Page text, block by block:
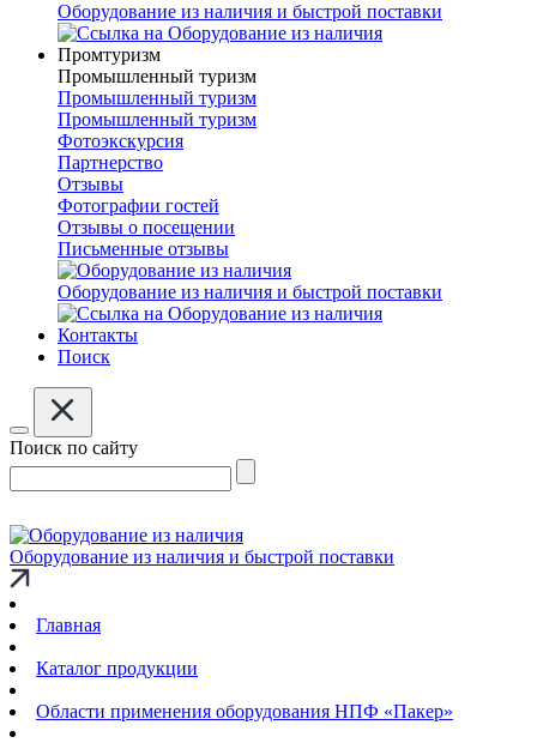
Оборудование из наличия и быстрой поставки
Промтуризм
Промышленный туризм
Промышленный туризм
Промышленный туризм
Фотоэкскурсия
Партнерство
Отзывы
Фотографии гостей
Отзывы о посещении
Письменные отзывы
Оборудование из наличия и быстрой поставки
Контакты
Поиск
Поиск по сайту
Оборудование из наличия и быстрой поставки
Главная
Каталог продукции
Области применения оборудования НПФ «Пакер»